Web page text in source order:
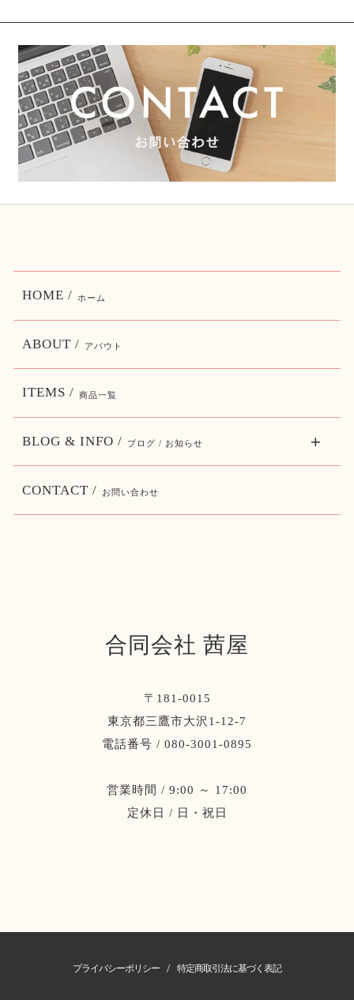
合同会社 茜屋
〒181-0015
東京都三鷹市大沢1-12-7
電話番号 / 080-3001-0895
営業時間 / 9:00 ～ 17:00
定休日 / 日・祝日
HOME / ホーム
ABOUT / アバウト
ITEMS / 商品一覧
BLOG & INFO / ブログ / お知らせ
CONTACT / お問い合わせ
プライバシーポリシー / 特定商取引法に基づく表記